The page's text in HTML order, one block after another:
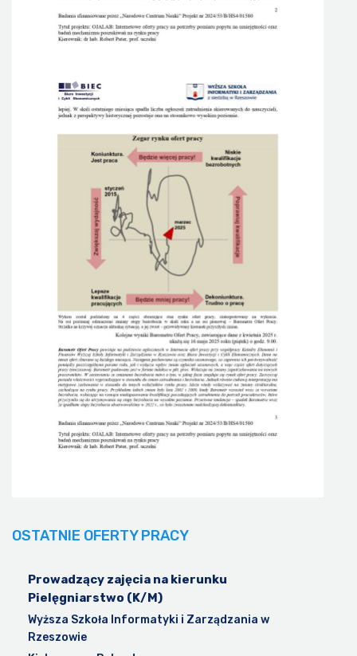
OSTATNIE OFERTY PRACY
Prowadzący zajęcia na kierunku
Pielęgniarstwo (K/M)
Wyższa Szkoła Informatyki i Zarządzania w
Rzeszowie